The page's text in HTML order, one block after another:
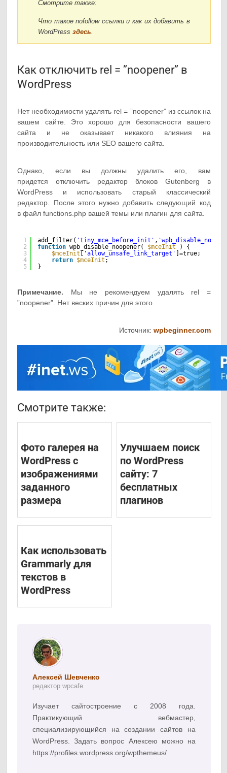
Смотрите также:
Что такое nofollow ссылки и как их добавить в
WordPressздесь
Как отключить rel = ”noopener” в
WordPress
Нет необходимости удалять rel = ”noopener” из ссылок на
вашем сайте. Это хорошо для безопасности вашего
сайта и не оказывает никакого влияния на
производительность или SEO вашего сайта.
Однако, если вы должны удалить его, вам
придется отключить редактор блоков Gutenberg в
WordPress и использовать старый классический
редактор. После этого нужно добавить следующий код
в файл functions.php вашей темы или плагин для сайта.
1
2
3
4
5
add_filter( 'tiny_mce_before_init' ,
function wpb_disable_noopener( $mceInit
) {
$mceInit [ 'allow_unsafe_link_target' ]=true;
return $mceInit ;
}
Примечание. Мы не рекомендуем удалять rel =
”noopener”. Нет веских причин для этого.
Источник: wpbeginner.com
Смотрите также:
Фото галерея на
WordPress с
изображениями
заданного
размера
Улучшаем поиск
по WordPress
сайту: 7
бесплатных
плагинов
Как использовать
Grammarly для
текстов в
WordPress
Алексей Шевченко
редактор wpcafe
Изучает сайтостроение с 2008 года.
Практикующий вебмастер,
специализирующийся на создании сайтов на
WordPress. Задать вопрос Алексею можно на
https://profiles.wordpress.org/wpthemeus/